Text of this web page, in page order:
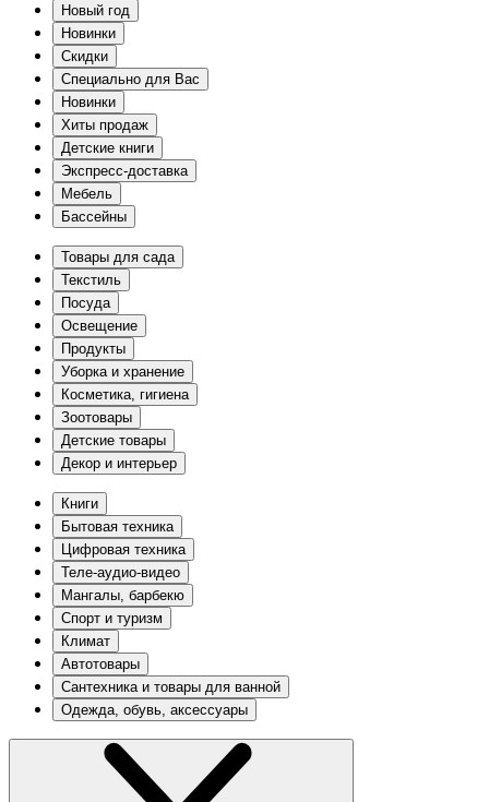
Новый год
Новинки
Скидки
Специально для Вас
Новинки
Хиты продаж
Детские книги
Экспресс-доставка
Мебель
Бассейны
Товары для сада
Текстиль
Посуда
Освещение
Продукты
Уборка и хранение
Косметика, гигиена
Зоотовары
Детские товары
Декор и интерьер
Книги
Бытовая техника
Цифровая техника
Теле-аудио-видео
Мангалы, барбекю
Спорт и туризм
Климат
Автотовары
Сантехника и товары для ванной
Одежда, обувь, аксессуары